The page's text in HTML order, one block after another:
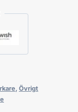
, Övrigt